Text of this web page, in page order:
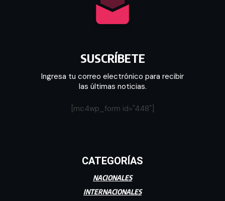
SUSCRÍBETE
Ingresa tu correo electrónico para recibir
las últimas noticias.
[mc4wp_form id="448"]
CATEGORÍAS
NACIONALES
INTERNACIONALES